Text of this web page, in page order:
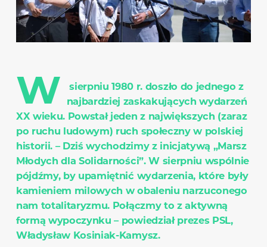
W
sierpniu 1980 r. doszło do jednego z
najbardziej zaskakujących wydarzeń
XX wieku. Powstał jeden z największych (zaraz
po ruchu ludowym) ruch społeczny w polskiej
historii. – Dziś wychodzimy z inicjatywą „Marsz
Młodych dla Solidarności”. W sierpniu wspólnie
pójdźmy, by upamiętnić wydarzenia, które były
kamieniem milowych w obaleniu narzuconego
nam totalitaryzmu. Połączmy to z aktywną
formą wypoczynku – powiedział prezes PSL,
Władysław Kosiniak-Kamysz.